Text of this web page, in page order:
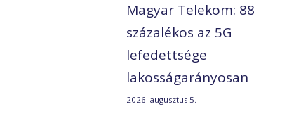
Magyar Telekom: 88
százalékos az 5G
lefedettsége
lakosságarányosan
2026. augusztus 5.